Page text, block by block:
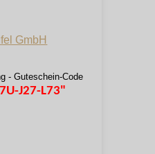
- Guteschein-Code
J27-L73"